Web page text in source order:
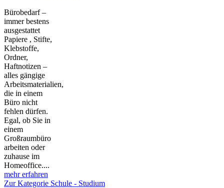
Bürobedarf –
immer bestens
ausgestattet
Papiere , Stifte,
Klebstoffe,
Ordner,
Haftnotizen –
alles gängige
Arbeitsmaterialien,
die in einem
Büro nicht
fehlen dürfen.
Egal, ob Sie in
einem
Großraumbüro
arbeiten oder
zuhause im
Homeoffice....
mehr erfahren
Zur Kategorie Schule - Studium